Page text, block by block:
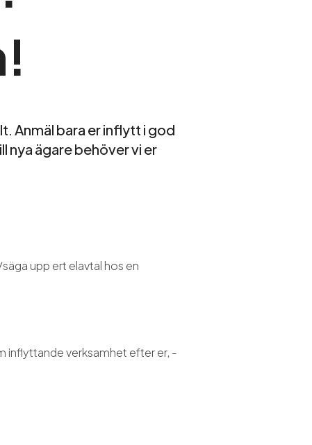
Anmäl bara er inflytt i god
nya ägare behöver vi er
upp ert elavtal hos en
inflyttande verksamhet efter er, -